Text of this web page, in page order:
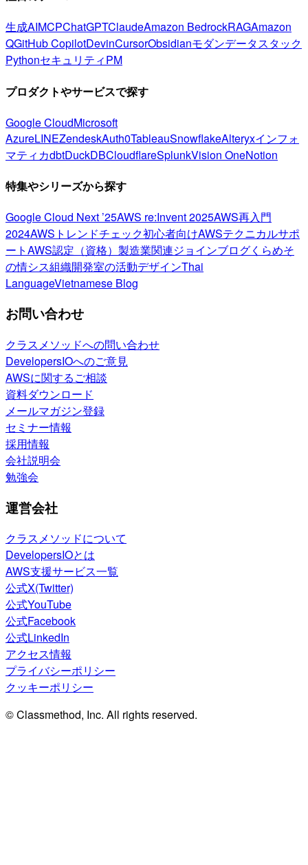
生成AIMCPChatGPTClaudeAmazon BedrockRAGAmazon
QGitHub CopilotDevinCursorObsidianモダンデータスタック
PythonセキュリティPM
プロダクトやサービスで探す
Google CloudMicrosoft
AzureLINEZendeskAuth0TableauSnowflakeAlteryxインフォ
マティカdbtDuckDBCloudflareSplunkVision OneNotion
特集やシリーズから探す
Google Cloud Next ’25AWS re:Invent 2025AWS再入門
2024AWSトレンドチェック初心者向けAWSテクニカルサポ
ートAWS認定（資格） 製造業関連ジョインブログくらめそ
の情シス組織開発室の活動デザインThai
LanguageVietnamese Blog
お問い合わせ
クラスメソッドへの問い合わせ
DevelopersIOへのご意見
AWSに関するご相談
資料ダウンロード
メールマガジン登録
セミナー情報
採用情報
会社説明会
勉強会
運営会社
クラスメソッドについて
DevelopersIOとは
AWS支援サービス一覧
公式X(Twitter)
公式YouTube
公式Facebook
公式LinkedIn
アクセス情報
プライバシーポリシー
クッキーポリシー
© Classmethod, Inc. All rights reserved.